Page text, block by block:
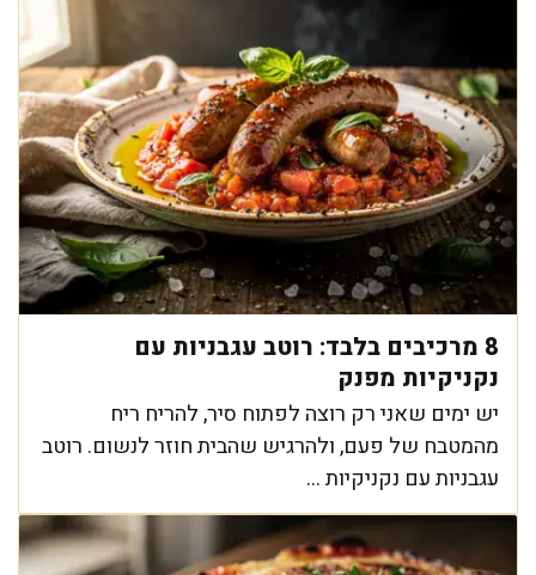
8 מרכיבים בלבד: רוטב עגבניות עם
נקניקיות מפנק
יש ימים שאני רק רוצה לפתוח סיר, להריח ריח
מהמטבח של פעם, ולהרגיש שהבית חוזר לנשום. רוטב
עגבניות עם נקניקיות ...